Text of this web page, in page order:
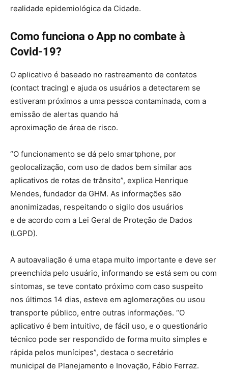
realidade epidemiológica da Cidade.
Como funciona o App no combate à
Covid-19?
O aplicativo é baseado no rastreamento de contatos
(contact tracing) e ajuda os usuários a detectarem se
estiveram próximos a uma pessoa contaminada, com a
emissão de alertas quando há
aproximação de área de risco.
“O funcionamento se dá pelo smartphone, por
geolocalização, com uso de dados bem similar aos
aplicativos de rotas de trânsito”, explica Henrique
Mendes, fundador da GHM. As informações são
anonimizadas, respeitando o sigilo dos usuários
e de acordo com a Lei Geral de Proteção de Dados
(LGPD).
A autoavaliação é uma etapa muito importante e deve ser
preenchida pelo usuário, informando se está sem ou com
sintomas, se teve contato próximo com caso suspeito
nos últimos 14 dias, esteve em aglomerações ou usou
transporte público, entre outras informações. “O
aplicativo é bem intuitivo, de fácil uso, e o questionário
técnico pode ser respondido de forma muito simples e
rápida pelos munícipes”, destaca o secretário
municipal de Planejamento e Inovação, Fábio Ferraz.